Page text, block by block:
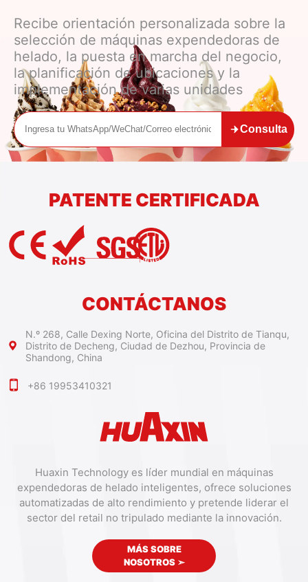
Recibe orientación personalizada sobre la
selección de máquinas expendedoras de
helado, la puesta en marcha del negocio,
la planificación de ubicaciones y la
implementación de varias unidades
Consulta
Huaxin Technology es líder mundial en máquinas
expendedoras de helado inteligentes, ofrece soluciones
automatizadas de alto rendimiento y pretende liderar el
sector del retail no tripulado mediante la innovación.
MÁS SOBRE
NOSOTROS ➣
PATENTE CERTIFICADA
CONTÁCTANOS
N.º 268, Calle Dexing Norte, Oficina del Distrito de Tianqu,
Distrito de Decheng, Ciudad de Dezhou, Provincia de
Shandong, China
+86 19953410321